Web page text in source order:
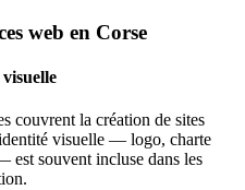
web en Corse
couvrent la création de sites
visuelle — logo, charte
est souvent incluse dans les